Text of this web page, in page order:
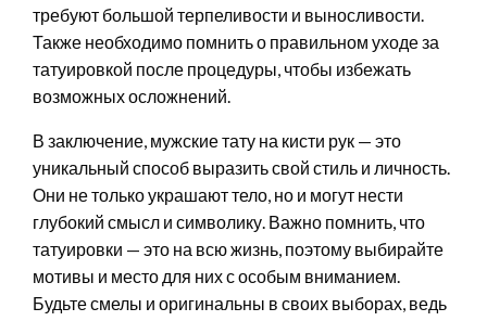
требуют большой терпеливости и выносливости.
Также необходимо помнить о правильном уходе за
татуировкой после процедуры, чтобы избежать
возможных осложнений.
В заключение, мужские тату на кисти рук — это
уникальный способ выразить свой стиль и личность.
Они не только украшают тело, но и могут нести
глубокий смысл и символику. Важно помнить, что
татуировки — это на всю жизнь, поэтому выбирайте
мотивы и место для них с особым вниманием.
Будьте смелы и оригинальны в своих выборах, ведь